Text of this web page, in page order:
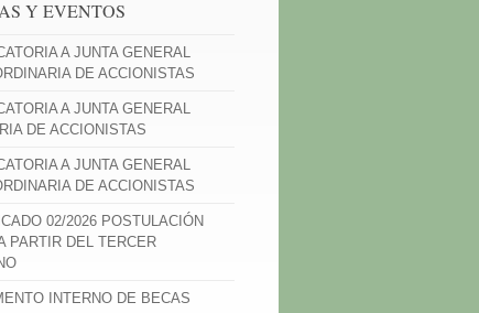
Y EVENTOS
A JUNTA GENERAL
DE ACCIONISTAS
A JUNTA GENERAL
DE ACCIONISTAS
A JUNTA GENERAL
DE ACCIONISTAS
02/2026 POSTULACIÓN
PARTIR DEL TERCER
INTERNO DE BECAS